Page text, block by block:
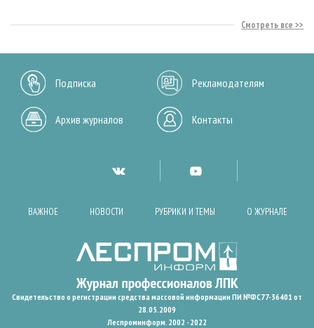
Смотреть все
Подписка Рекламодателям
Архив журналов Контакты
ВАЖНОЕ НОВОСТИ РУБРИКИ И ТЕМЫ О ЖУРНАЛЕ
Свидетельство о регистрации средства массовой информации ПИ №ФС77-36401 от
28.05.2009
Леспроминформ. 2002 - 2022